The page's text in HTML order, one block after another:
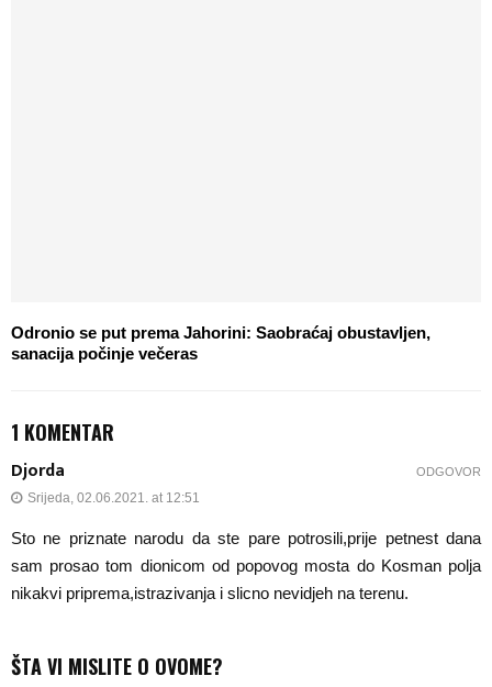
Odronio se put prema Jahorini: Saobraćaj obustavljen,
sanacija počinje večeras
1 KOMENTAR
Djorda
Srijeda, 02.06.2021. at 12:51
Sto ne priznate narodu da ste pare potrosili,prije petnest dana
sam prosao tom dionicom od popovog mosta do Kosman polja
nikakvi priprema,istrazivanja i slicno nevidjeh na terenu.
ODGOVOR
ŠTA VI MISLITE O OVOME?